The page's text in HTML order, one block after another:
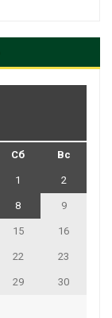
Сб Вс
1 2
8 9
15 16
22 23
29 30